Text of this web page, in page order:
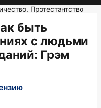
Протестантство
быть
с людьми
: Грэм